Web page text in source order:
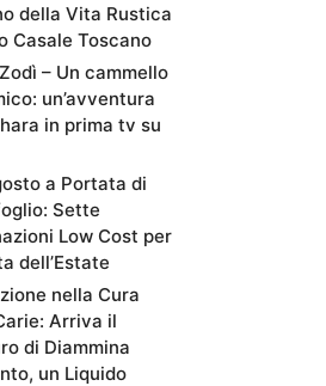
della Vita Rustica
Casale Toscano
– Un cammello
un’avventura
in prima tv su
a Portata di
Sette
Low Cost per
dell’Estate
nella Cura
Arriva il
di Diammina
un Liquido